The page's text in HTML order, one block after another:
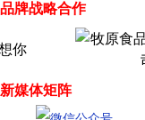
品牌战略合作
新媒体矩阵